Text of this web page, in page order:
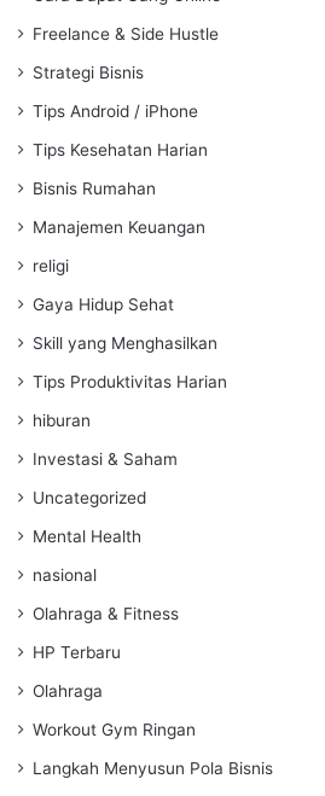
Freelance & Side Hustle
Strategi Bisnis
Tips Android / iPhone
Tips Kesehatan Harian
Bisnis Rumahan
Manajemen Keuangan
religi
Gaya Hidup Sehat
Skill yang Menghasilkan
Tips Produktivitas Harian
hiburan
Investasi & Saham
Uncategorized
Mental Health
nasional
Olahraga & Fitness
HP Terbaru
Olahraga
Workout Gym Ringan
Langkah Menyusun Pola Bisnis